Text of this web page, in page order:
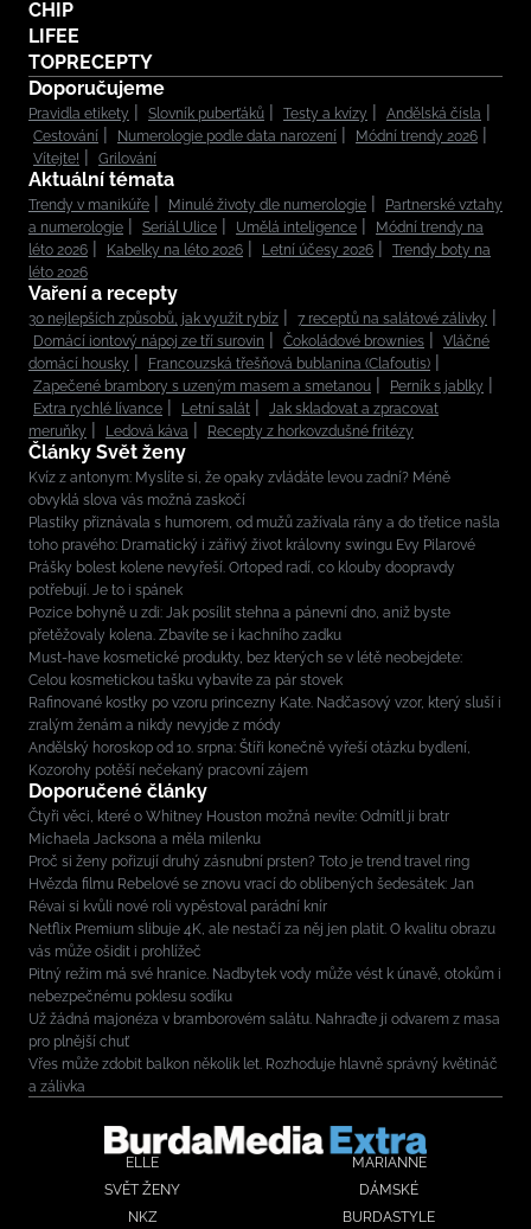
CHIP
LIFEE
TOPRECEPTY
Doporučujeme
Pravidla etikety Slovník puberťáků Testy a kvízy
Andělská čísla
Cestování
Numerologie podle data narození
Módní trendy 2026
Vítejte!
Grilování
Aktuální témata
Trendy v manikúře Minulé životy dle numerologie
Partnerské vztahy
a numerologie
Seriál Ulice Umělá inteligence
Módní trendy na
léto 2026
Kabelky na léto 2026 Letní účesy 2026
Trendy boty na
léto 2026
Vaření a recepty
30 nejlepších způsobů, jak využít rybíz
7 receptů na salátové zálivky
Domácí iontový nápoj ze tří surovin
Čokoládové brownies
Vláčné
domácí housky
Francouzská třešňová bublanina (Clafoutis)
Zapečené brambory s uzeným masem a smetanou
Perník s jablky
Extra rychlé lívance
Letní salát
Jak skladovat a zpracovat
meruňky
Ledová káva Recepty z horkovzdušné fritézy
Články Svět ženy
Kvíz z antonym: Myslíte si, že opaky zvládáte levou zadní? Méně
obvyklá slova vás možná zaskočí
Plastiky přiznávala s humorem, od mužů zažívala rány a do třetice našla
toho pravého: Dramatický i zářivý život královny swingu Evy Pilarové
Prášky bolest kolene nevyřeší. Ortoped radí, co klouby doopravdy
potřebují. Je to i spánek
Pozice bohyně u zdi: Jak posílit stehna a pánevní dno, aniž byste
přetěžovaly kolena. Zbavíte se i kachního zadku
Must-have kosmetické produkty, bez kterých se v létě neobejdete:
Celou kosmetickou tašku vybavíte za pár stovek
Rafinované kostky po vzoru princezny Kate. Nadčasový vzor, který sluší i
zralým ženám a nikdy nevyjde z módy
Andělský horoskop od 10. srpna: Štíři konečně vyřeší otázku bydlení,
Kozorohy potěší nečekaný pracovní zájem
Doporučené články
Čtyři věci, které o Whitney Houston možná nevíte: Odmítl ji bratr
Michaela Jacksona a měla milenku
Proč si ženy pořizují druhý zásnubní prsten? Toto je trend travel ring
Hvězda filmu Rebelové se znovu vrací do oblíbených šedesátek: Jan
Révai si kvůli nové roli vypěstoval parádní knír
Netflix Premium slibuje 4K, ale nestačí za něj jen platit. O kvalitu obrazu
vás může ošidit i prohlížeč
Pitný režim má své hranice. Nadbytek vody může vést k únavě, otokům i
nebezpečnému poklesu sodíku
Už žádná majonéza v bramborovém salátu. Nahraďte ji odvarem z masa
pro plnější chuť
Vřes může zdobit balkon několik let. Rozhoduje hlavně správný květináč
a zálivka
ELLE
MARIANNE
SVĚT ŽENY
DÁMSKÉ
NKZ
BURDASTYLE